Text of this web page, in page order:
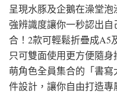
呈現水豚及企鵝在澡堂
強辨識度讓你一秒認出
合！2款可輕鬆折疊成A5
只可雙面使用更方便隨
萌角色全員集合的「書
件設計，讓你自由打造專